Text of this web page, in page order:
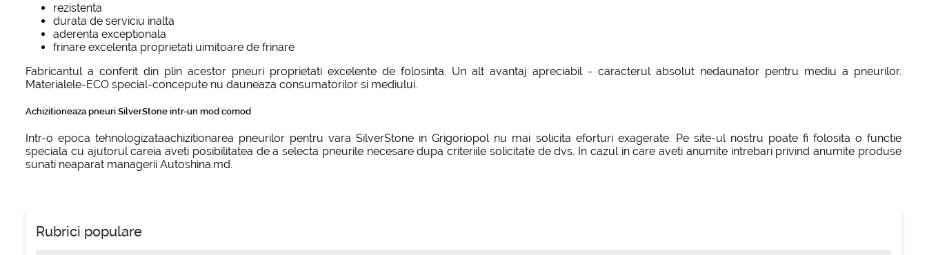
rezistenta
durata de serviciu inalta
aderenta exceptionala
frinare excelenta proprietati uimitoare de frinare
Fabricantul a conferit din plin acestor pneuri proprietati excelente de folosinta. Un alt avantaj apreciabil - caracterul absolut nedaunator pentru mediu a pneurilor.
Materialele-ECO special-concepute nu dauneaza consumatorilor si mediului.
Achizitioneaza pneuri SilverStone intr-un mod comod
Intr-o epoca tehnologizataachizitionarea pneurilor pentru vara SilverStone in Grigoriopol nu mai solicita eforturi exagerate. Pe site-ul nostru poate fi folosita o functie
speciala cu ajutorul careia aveti posibilitatea de a selecta pneurile necesare dupa criteriile solicitate de dvs. In cazul in care aveti anumite intrebari privind anumite produse
sunati neaparat managerii Autoshina.md.
Rubrici populare